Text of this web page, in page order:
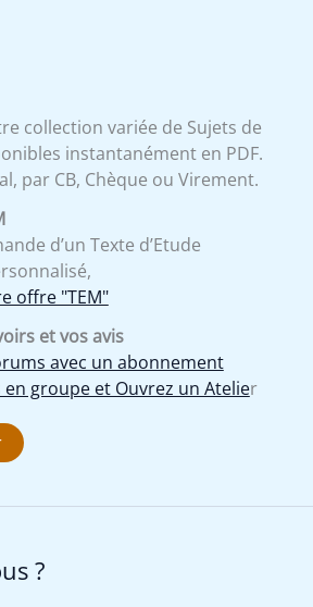
collection variée de Sujets de
instantanément en PDF.
par CB, Chèque ou Virement.
d’un Texte d’Etude
offre "TEM"
et vos avis
avec un abonnement
en groupe et Ouvrez un Atelier
?